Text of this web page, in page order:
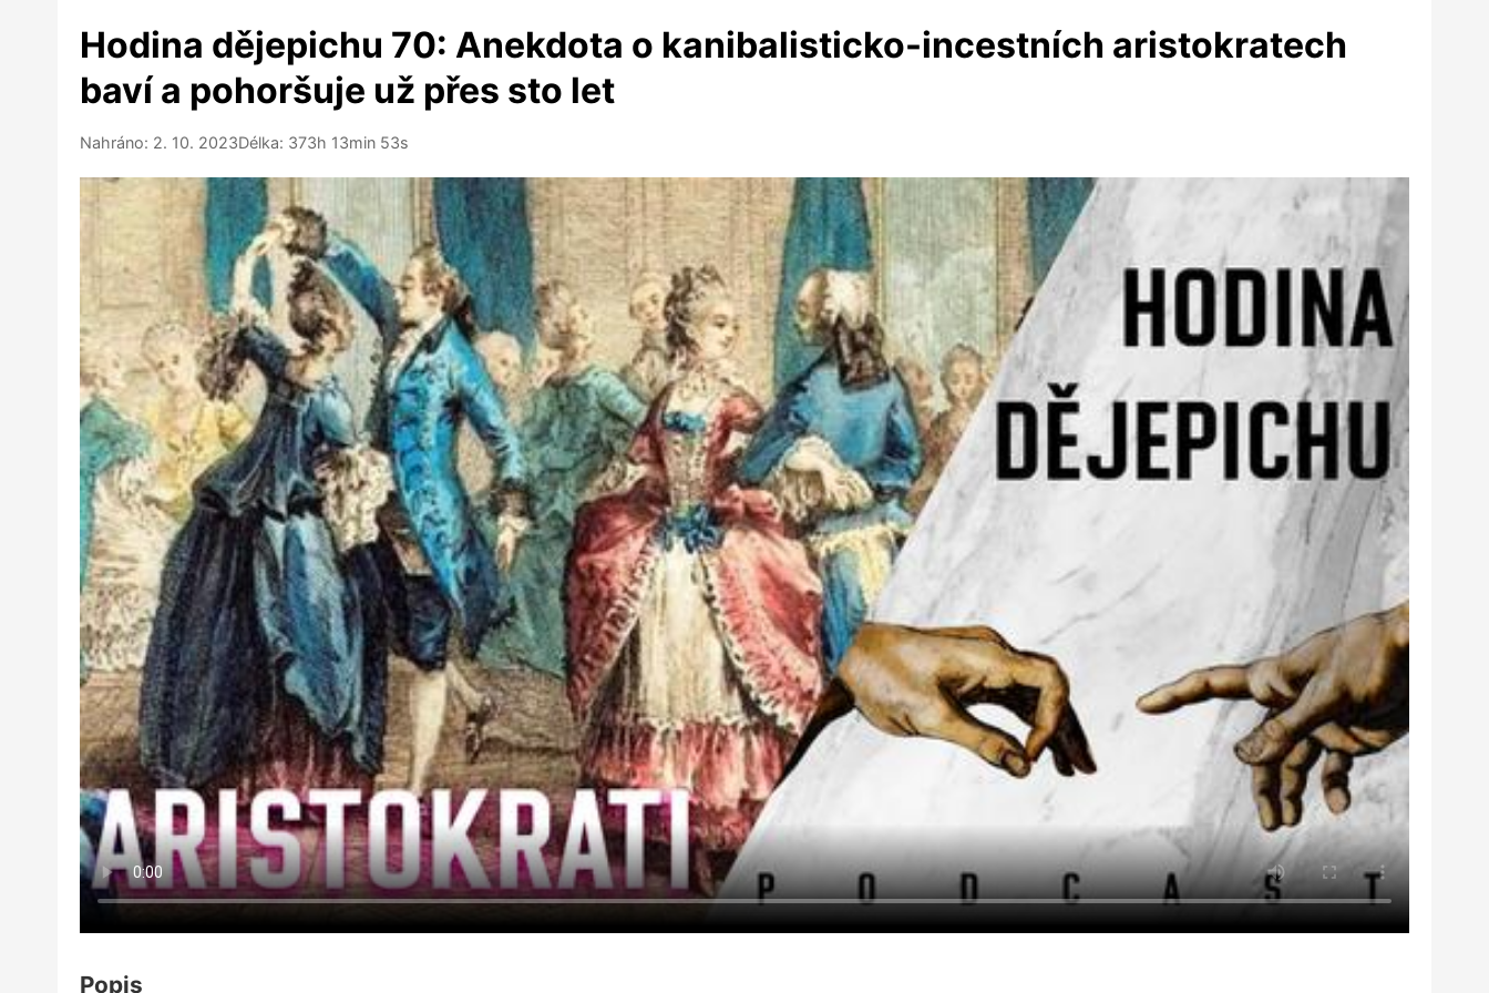
Hodina dějepichu 70: Anekdota o kanibalisticko-incestních aristokratech
baví a pohoršuje už přes sto let
Nahráno: 2. 10. 2023Délka: 373h 13min 53s
Popis